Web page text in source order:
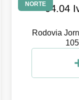
NORTE04.04
Rodovia